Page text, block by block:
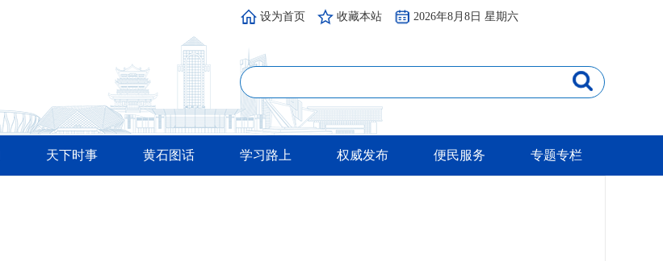
设为首页 收藏本站 2026年8月8日 星期六
天下时事 黄石图话 学习路上 权威发布 便民服务 专题专栏